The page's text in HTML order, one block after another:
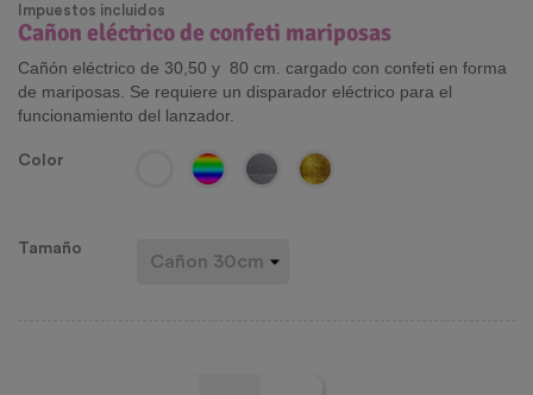
Impuestos incluidos
Cañon eléctrico de confeti mariposas
Cañón eléctrico de 30,50 y 80 cm. cargado con confeti en forma
de mariposas. Se requiere un disparador eléctrico para el
funcionamiento del lanzador.
Color
Tamaño